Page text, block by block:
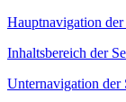
Hauptnavigation der
Inhaltsbereich der
Unternavigation der